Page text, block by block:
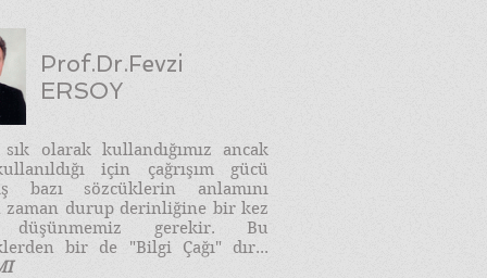
Prof.Dr.Fevzi
ERSOY
sık olarak kullandığımız ancak
için çağrışım gücü
bazı sözcüklerin anlamını
zaman durup derinliğine bir kez
düşünmemiz gerekir. Bu
bir de "Bilgi Çağı" dır...